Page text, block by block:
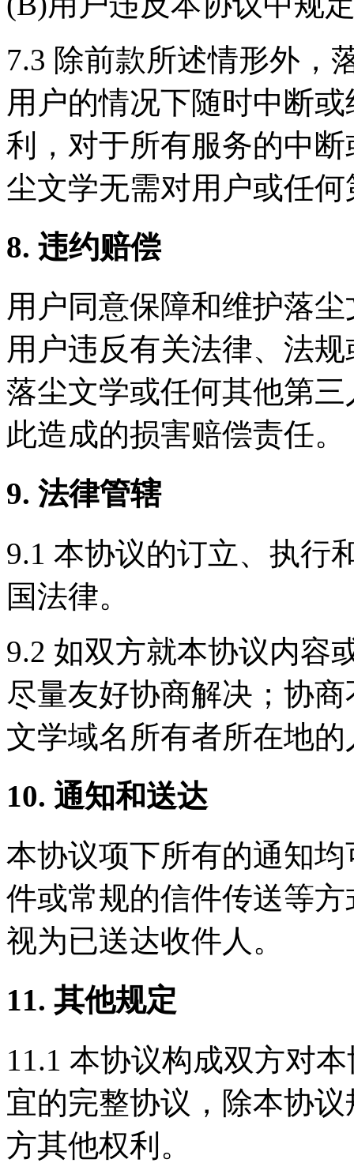
7.3 除前款所述情形外，
用户的情况下随时中断
利，对于所有服务的中
尘文学无需对用户或任
8. 违约赔偿
用户同意保障和维护落
用户违反有关法律、法
落尘文学或任何其他第
此造成的损害赔偿责任。
9. 法律管辖
9.1 本协议的订立、执行
国法律。
9.2 如双方就本协议内容
尽量友好协商解决；协
文学域名所有者所在地
10. 通知和送达
本协议项下所有的通知
件或常规的信件传送等
视为已送达收件人。
11. 其他规定
11.1 本协议构成双方对
宜的完整协议，除本协
方其他权利。